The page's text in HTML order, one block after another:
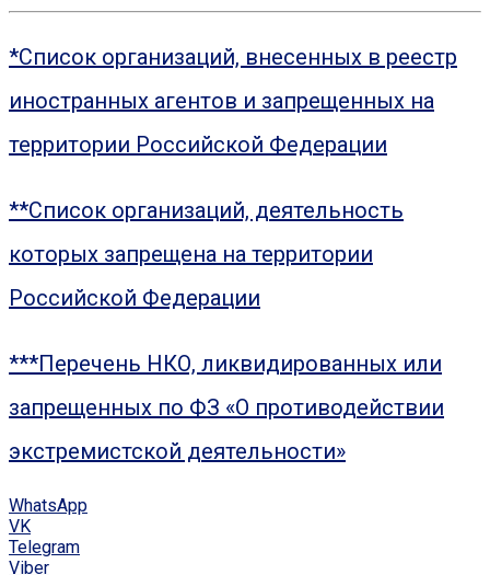
*Список организаций, внесенных в реестр
иностранных агентов и запрещенных на
территории Российской Федерации
**Список организаций, деятельность
которых запрещена на территории
Российской Федерации
***Перечень НКО, ликвидированных или
запрещенных по ФЗ «О противодействии
экстремистской деятельности»
WhatsApp
VK
Telegram
Viber